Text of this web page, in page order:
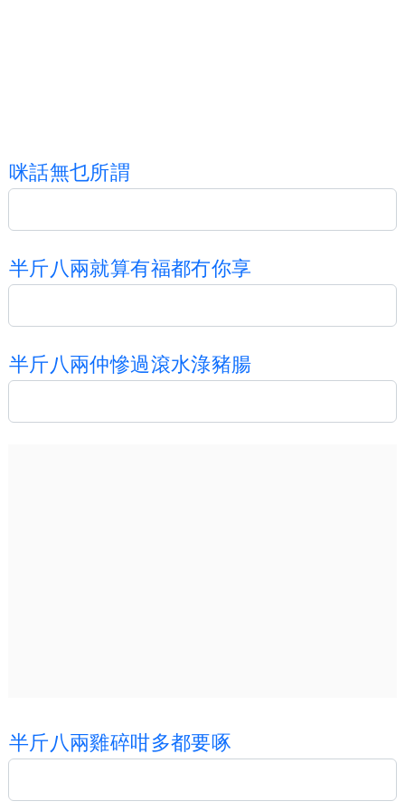
咪話無乜所謂
半斤八兩就算有福都冇你享
半斤八兩仲慘過滾水淥豬腸
半斤八兩雞碎咁多都要啄